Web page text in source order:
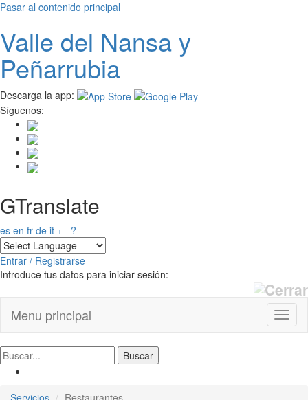
Pasar al contenido principal
Valle del Nansay
Peñarrubia
Descarga la app:
Síguenos:
GTranslate
es en fr de it + ?
Entrar / Registrarse
Introduce tus datos para iniciar sesión:
Menu principal